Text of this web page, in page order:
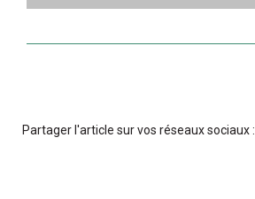
Partager l'article sur vos réseaux sociaux :